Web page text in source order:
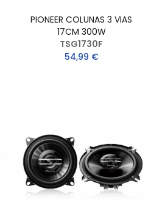
PIONEER COLUNAS 3 VIAS
17CM 300W
TSG1730F
54,99 €